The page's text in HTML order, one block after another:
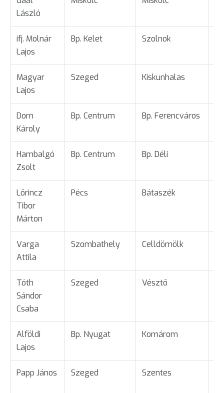
László
ifj. Molnár
Lajos
Bp. Kelet Szolnok
Magyar
Lajos
Szeged Kiskunhalas
Dorn
Károly
Bp. Centrum Bp. Ferencváros
Hambalgó
Zsolt
Bp. Centrum Bp. Déli
Lőrincz
Tibor
Márton
Pécs Bátaszék
Varga
Attila
Szombathely Celldömölk
Tóth
Sándor
Csaba
Szeged Vésztő
Alföldi
Lajos
Bp. Nyugat Komárom
Papp János Szeged Szentes